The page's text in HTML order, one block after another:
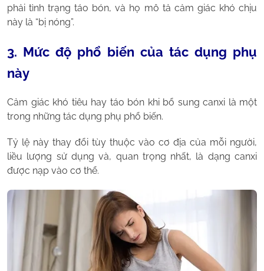
phải tình trạng táo bón, và họ mô tả cảm giác khó chịu
này là “bị nóng”.
3. Mức độ phổ biến của tác dụng phụ
này
Cảm giác khó tiêu hay táo bón khi bổ sung canxi là một
trong những tác dụng phụ phổ biến.
Tỷ lệ này thay đổi tùy thuộc vào cơ địa của mỗi người,
liều lượng sử dụng và, quan trọng nhất, là dạng canxi
được nạp vào cơ thể.